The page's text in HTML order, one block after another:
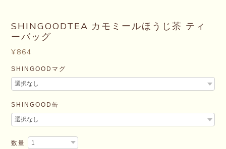
SHINGOODTEA カモミールほうじ茶 ティ
ーバッグ
¥864
SHINGOODマグ
SHINGOOD缶
数量